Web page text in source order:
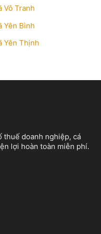
Vô Tranh
Yên Bình
Yên Thịnh
thuế doanh nghiệp, cá
lợi hoàn toàn miễn phí.